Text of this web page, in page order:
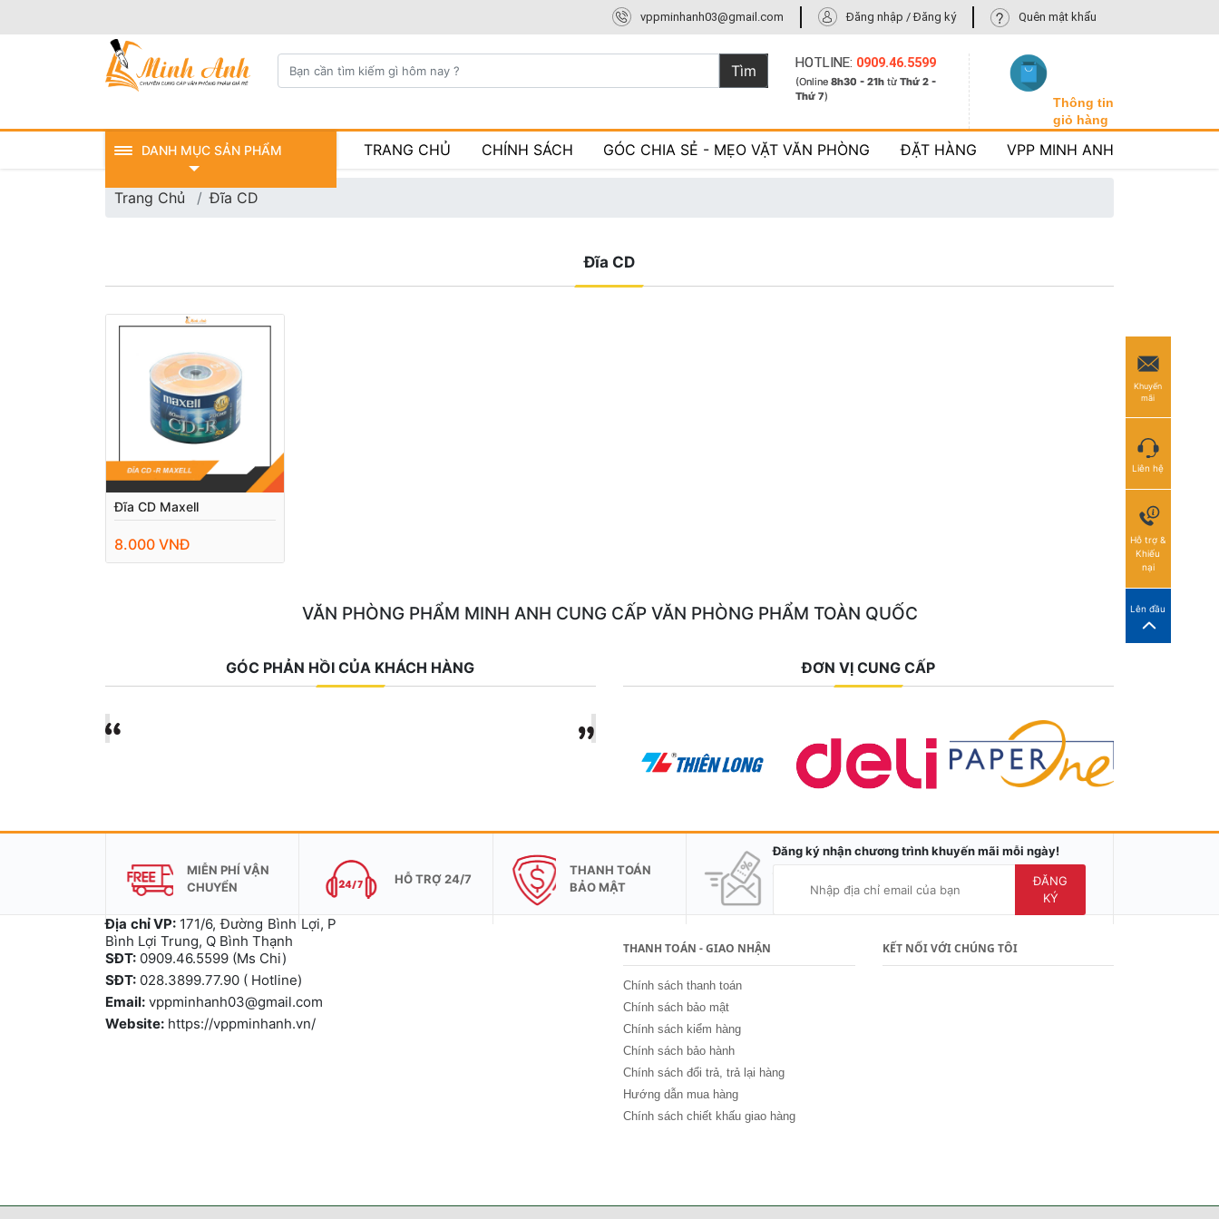
Quên mật khẩu
Đăng nhập / Đăng ký
vppminhanh03@gmail.com
Tìm HOTLINE: 0909.46.5599
(Online8h30 - 21h từThứ 2 -
Thứ 7)
Thông tin
giỏ hàng
DANH MỤC SẢN PHẨM TRANG CHỦ CHÍNH SÁCH GÓC CHIA SẺ - MẸO VẶT VĂN PHÒNG ĐẶT HÀNG VPP MINH ANH
Trang Chủ Đĩa CD
Đĩa CD
Đĩa CD Maxell
8.000 VNĐ
VĂN PHÒNG PHẨM MINH ANH CUNG CẤP VĂN PHÒNG PHẨM TOÀN QUỐC
GÓC PHẢN HỒI CỦA KHÁCH HÀNG ĐƠN VỊ CUNG CẤP
MIỄN PHÍ VẬN
CHUYỂN
HỖ TRỢ 24/7
THANH TOÁN
BẢO MẬT
Đăng ký nhận chương trình khuyến mãi mỗi ngày!
ĐĂNG
KÝ
Địa chỉ VP: 171/6, Đường Bình Lợi, P
Bình Lợi Trung, Q Bình Thạnh
SĐT:0909.46.5599 (Ms Chi)
SĐT:028.3899.77.90 ( Hotline)
Email:vppminhanh03@gmail.com
Website:https://vppminhanh.vn/
THANH TOÁN - GIAO NHẬN
Chính sách thanh toán
Chính sách bảo mật
Chính sách kiểm hàng
Chính sách bảo hành
Chính sách đổi trả, trả lại hàng
Hướng dẫn mua hàng
Chính sách chiết khấu giao hàng
KẾT NỐI VỚI CHÚNG TÔI
Khuyến
mãi
Liên hệ
Hỗ trợ &
Khiếu
nại
Lên đầu